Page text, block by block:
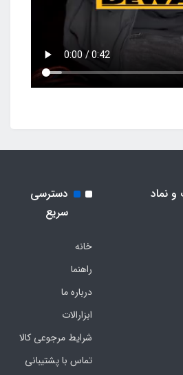
و نماد
دسترسی
سریع
خانه
راهنما
درباره ما
ابزارالات
شرایط مرجوعی کالا
تماس با پشتیبانی